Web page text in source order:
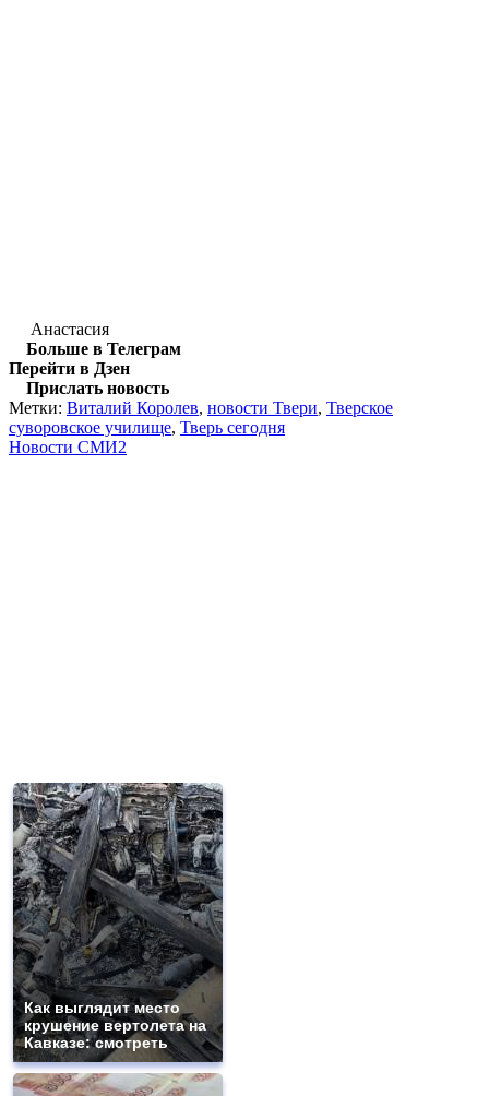
Анастасия
Больше в Телеграм
Перейти в Дзен
Прислать новость
Метки: Виталий Королев, новости Твери, Тверское
суворовское училище, Тверь сегодня
Новости СМИ2
Как выглядит место
крушение вертолета на
Кавказе: смотреть